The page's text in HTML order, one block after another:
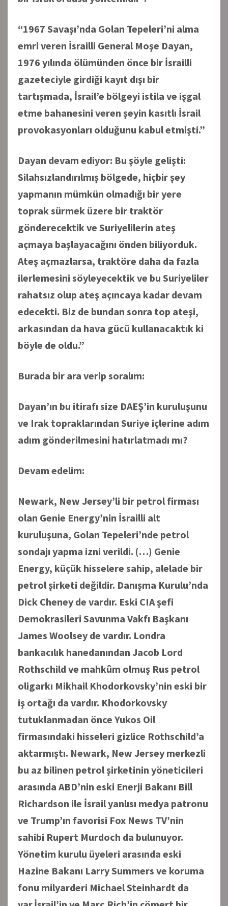
“1967 Savaşı’nda Golan Tepeleri’ni alma
emri veren İsrailli General Moşe Dayan,
1976 yılında ölümünden önce bir İsrailli
gazeteciyle girdiği kayıt dışı bir
tartışmada, İsrail’e bölgeyi istila ve işgal
etme bahanesini veren şeyin kasıtlı İsrail
provokasyonları olduğunu kabul etmişti.”
Dayan devam ediyor: Bu şöyle gelişti:
Silahsızlandırılmış bölgede, hiçbir şey
yapmanın mümkün olmadığı bir yere
toprak sürmek üzere bir traktör
gönderecektik ve Suriyelilerin ateş
açmaya başlayacağını önden biliyorduk.
Ateş açmazlarsa, traktöre daha da fazla
ilerlemesini söyleyecektik ve bu Suriyeliler
rahatsız olup ateş açıncaya kadar devam
edecekti. Biz de bundan sonra top ateşi,
arkasından da hava gücü kullanacaktık ki
böyle de oldu.”
Burada bir ara verip soralım:
Dayan’ın bu itirafı size DAEŞ’in kuruluşunu
ve Irak topraklarından Suriye içlerine adım
adım gönderilmesini hatırlatmadı mı?
Devam edelim:
Newark, New Jersey’li bir petrol firması
olan Genie Energy’nin İsrailli alt
kuruluşuna, Golan Tepeleri’nde petrol
sondajı yapma izni verildi. (…) Genie
Energy, küçük hisselere sahip, alelade bir
petrol şirketi değildir. Danışma Kurulu’nda
Dick Cheney de vardır. Eski CIA şefi
Demokrasileri Savunma Vakfı Başkanı
James Woolsey de vardır. Londra
bankacılık hanedanından Jacob Lord
Rothschild ve mahkûm olmuş Rus petrol
oligarkı Mikhail Khodorkovsky’nin eski bir
iş ortağı da vardır. Khodorkovsky
tutuklanmadan önce Yukos Oil
firmasındaki hisseleri gizlice Rothschild’a
aktarmıştı. Newark, New Jersey merkezli
bu az bilinen petrol şirketinin yöneticileri
arasında ABD’nin eski Enerji Bakanı Bill
Richardson ile İsrail yanlısı medya patronu
ve Trump’ın favorisi Fox News TV’nin
sahibi Rupert Murdoch da bulunuyor.
Yönetim kurulu üyeleri arasında eski
Hazine Bakanı Larry Summers ve koruma
fonu milyarderi Michael Steinhardt da